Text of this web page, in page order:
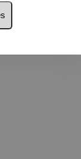
para recibir